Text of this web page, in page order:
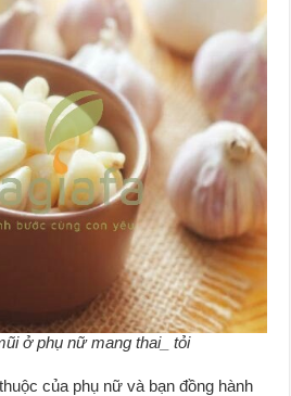
ở phụ nữ mang thai_ tỏi
của phụ nữ và bạn đồng hành